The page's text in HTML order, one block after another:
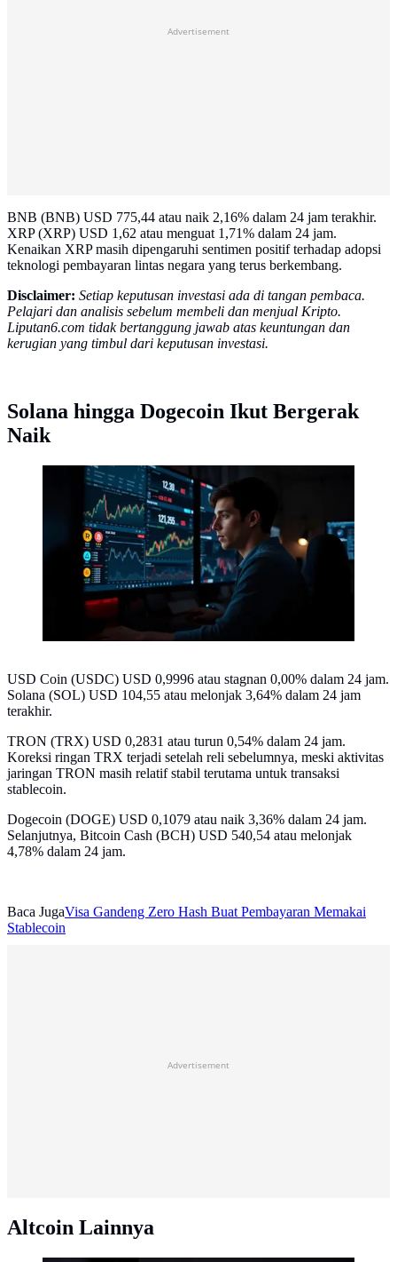
Advertisement
BNB (BNB) USD 775,44 atau naik 2,16% dalam 24 jam terakhir.
XRP (XRP) USD 1,62 atau menguat 1,71% dalam 24 jam.
Kenaikan XRP masih dipengaruhi sentimen positif terhadap adopsi
teknologi pembayaran lintas negara yang terus berkembang.
Disclaimer: Setiap keputusan investasi ada di tangan pembaca.
Pelajari dan analisis sebelum membeli dan menjual Kripto.
Liputan6.com tidak bertanggung jawab atas keuntungan dan
kerugian yang timbul dari keputusan investasi.
Solana hingga Dogecoin Ikut Bergerak
Naik
Ilustrasi harga kripto. (Foto by AI)
USD Coin (USDC) USD 0,9996 atau stagnan 0,00% dalam 24 jam.
Solana (SOL) USD 104,55 atau melonjak 3,64% dalam 24 jam
terakhir.
TRON (TRX) USD 0,2831 atau turun 0,54% dalam 24 jam.
Koreksi ringan TRX terjadi setelah reli sebelumnya, meski aktivitas
jaringan TRON masih relatif stabil terutama untuk transaksi
stablecoin.
Dogecoin (DOGE) USD 0,1079 atau naik 3,36% dalam 24 jam.
Selanjutnya, Bitcoin Cash (BCH) USD 540,54 atau melonjak
4,78% dalam 24 jam.
Baca JugaVisa Gandeng Zero Hash Buat Pembayaran Memakai
Stablecoin
Advertisement
Altcoin Lainnya